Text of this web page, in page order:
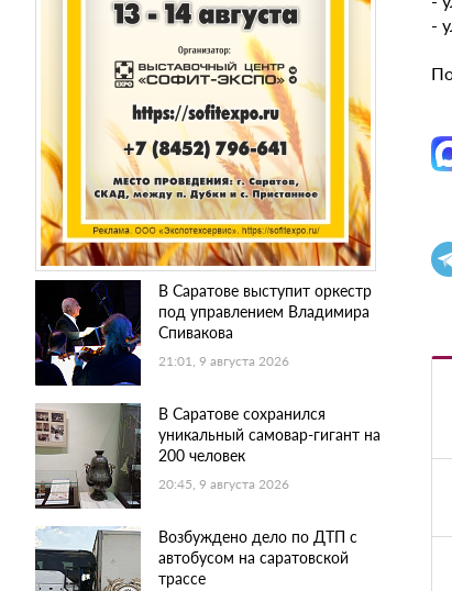
В Саратове выступит оркестр
под управлением Владимира
Спивакова
21:01, 9 августа 2026
В Саратове сохранился
уникальный самовар-гигант на
200 человек
20:45, 9 августа 2026
Возбуждено дело по ДТП с
автобусом на саратовской
трассе
-